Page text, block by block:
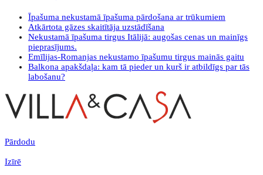
Īpašuma nekustamā īpašuma pārdošana ar trūkumiem
Atkārtota gāzes skaitītāja uzstādīšana
Nekustamā īpašuma tirgus Itālijā: augošas cenas un mainīgs
pieprasījums.
Emīlijas-Romanjas nekustamo īpašumu tirgus mainās gaitu
Balkona apakšdaļa: kam tā pieder un kurš ir atbildīgs par tās
labošanu?
Pārdodu
Izīrē